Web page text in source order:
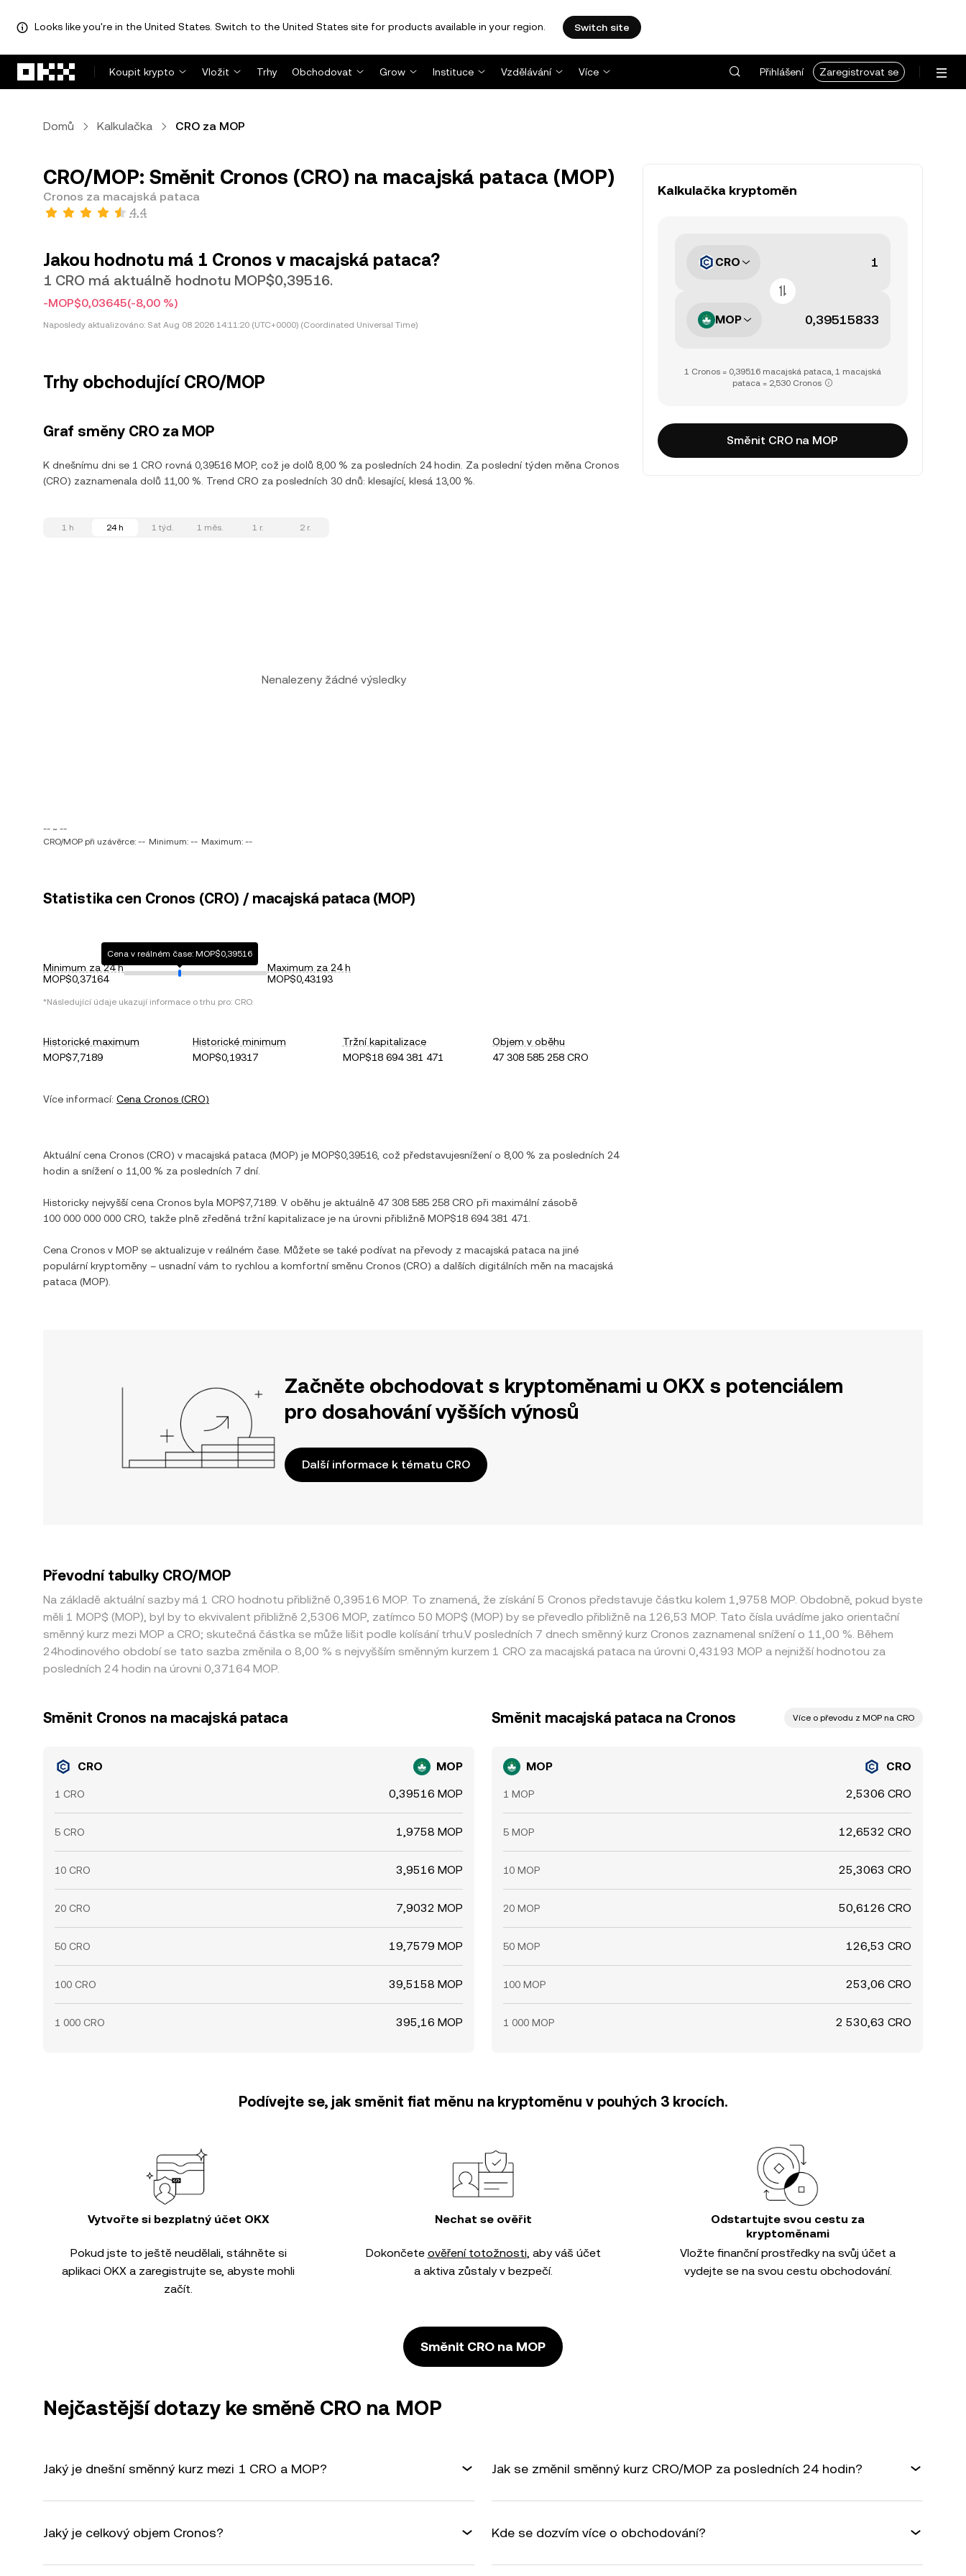
Looks like you're in the United States. Switch to the United States site for products available in your region. Switch site
Koupit krypto
Vložit Trhy Obchodovat Grow Instituce Vzdělávání Více Přihlášení Zaregistrovat se
Domů Kalkulačka CRO za MOP
CRO/MOP: Směnit Cronos (CRO) na macajská pataca (MOP)
Cronos za macajská pataca
4,4
Jakou hodnotu má 1 Cronos v macajská pataca?
1 CRO má aktuálně hodnotu MOP$0,39516.
-MOP$0,03645(-8,00 %)
Naposledy aktualizováno: Sat Aug 08 2026 14:11:20 (UTC+0000) (Coordinated Universal Time)
Trhy obchodující CRO/MOP
Graf směny CRO za MOP
K dnešnímu dni se 1 CRO rovná 0,39516 MOP, což je dolů 8,00 % za posledních 24 hodin. Za poslední týden měna Cronos
(CRO) zaznamenala dolů 11,00 %. Trend CRO za posledních 30 dnů: klesající, klesá 13,00 %.
1 h 24 h 1 týd. 1 měs. 1 r. 2 r.
Nenalezeny žádné výsledky
-- ~ --
CRO/MOP při uzávěrce: -- Minimum: -- Maximum: --
Statistika cen Cronos (CRO) / macajská pataca (MOP)
Minimum za 24 h
MOP$0,37164
Cena v reálném čase: MOP$0,39516
Maximum za 24 h
MOP$0,43193
*Následující údaje ukazují informace o trhu pro: CRO.
Historické maximum
MOP$7,7189
Historické minimum
MOP$0,19317
Tržní kapitalizace
MOP$18 694 381 471
Objem v oběhu
47 308 585 258 CRO
Více informací: Cena Cronos (CRO)
Aktuální cena Cronos (CRO) v macajská pataca (MOP) je MOP$0,39516 , což představujesníženío 8,00 % za posledních 24
hodin a sníženío 11,00 % za posledních 7 dní.
Historicky nejvyšší cena Cronos byla MOP$7,7189 . V oběhu je aktuálně 47 308 585 258 CRO při maximální zásobě
100 000 000 000 CRO , takže plně zředěná tržní kapitalizace je na úrovni přibližně MOP$18 694 381 471
Cena Cronos v MOP se aktualizuje v reálném čase. Můžete se také podívat na převody z macajská pataca na jiné
populární kryptoměny – usnadní vám to rychlou a komfortní směnu Cronos (CRO) a dalších digitálních měn na macajská
pataca (MOP).
Kalkulačka kryptoměn
CRO
MOP
1 Cronos = 0,39516 macajská pataca, 1 macajská
pataca = 2,530 Cronos
Směnit CRO na MOP
Začněte obchodovat s kryptoměnami u OKX s potenciálem
pro dosahování vyšších výnosů
Další informace k tématu CRO
Převodní tabulky CRO/MOP
Na základě aktuální sazby má 1 CRO hodnotu přibližně 0,39516 MOP. To znamená, že získání 5 Cronos představuje částku kolem 1,9758 MOP. Obdobně, pokud byste
měli 1 MOP$ (MOP), byl by to ekvivalent přibližně 2,5306 MOP, zatímco 50 MOP$ (MOP) by se převedlo přibližně na 126,53 MOP. Tato čísla uvádíme jako orientační
směnný kurz mezi MOP a CRO; skutečná částka se může lišit podle kolísání trhu.V posledních 7 dnech směnný kurz Cronos zaznamenal snížení o 11,00 %. Během
24hodinového období se tato sazba změnila o 8,00 % s nejvyšším směnným kurzem 1 CRO za macajská pataca na úrovni 0,43193 MOP a nejnižší hodnotou za
posledních 24 hodin na úrovni 0,37164 MOP.
Směnit Cronos na macajská pataca
CRO MOP
1 CRO 0,39516 MOP
5 CRO 1,9758 MOP
10 CRO 3,9516 MOP
20 CRO 7,9032 MOP
50 CRO 19,7579 MOP
100 CRO 39,5158 MOP
1 000 CRO 395,16 MOP
Směnit macajská pataca na Cronos Více o převodu z MOP na CRO
MOP CRO
1 MOP 2,5306 CRO
5 MOP 12,6532 CRO
10 MOP 25,3063 CRO
20 MOP 50,6126 CRO
50 MOP 126,53 CRO
100 MOP 253,06 CRO
1 000 MOP 2 530,63 CRO
Podívejte se, jak směnit fiat měnu na kryptoměnu v pouhých 3 krocích.
Vytvořte si bezplatný účet OKX
Pokud jste to ještě neudělali, stáhněte si
aplikaci OKX a zaregistrujte se, abyste mohli
začít.
Nechat se ověřit
Dokončete ověření totožnosti, aby váš účet
a aktiva zůstaly v bezpečí.
Odstartujte svou cestu za
kryptoměnami
Vložte finanční prostředky na svůj účet a
vydejte se na svou cestu obchodování.
Směnit CRO na MOP
Nejčastější dotazy ke směně CRO na MOP
Jaký je dnešní směnný kurz mezi 1 CRO a MOP? Jak se změnil směnný kurz CRO/MOP za posledních 24 hodin?
Jaký je celkový objem Cronos? Kde se dozvím více o obchodování?